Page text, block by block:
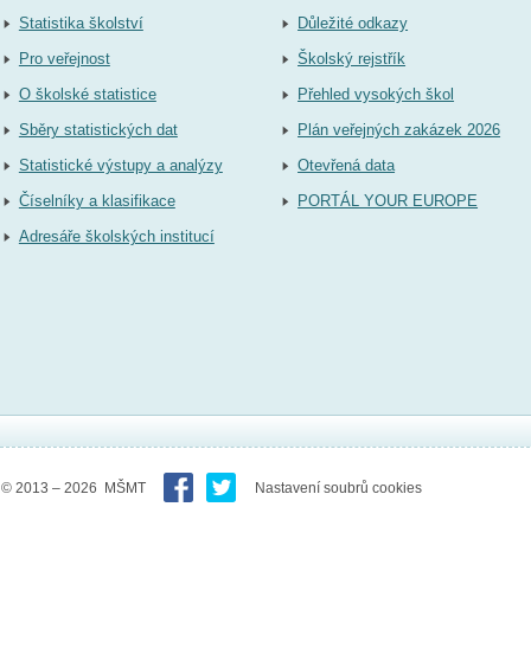
Statistika školství
Pro veřejnost
O školské statistice
Sběry statistických dat
Statistické výstupy a analýzy
Číselníky a klasifikace
Adresáře školských institucí
Důležité odkazy
Školský rejstřík
Přehled vysokých škol
Plán veřejných zakázek 2026
Otevřená data
PORTÁL YOUR EUROPE
© 2013 – 2026 MŠMT Nastavení soubrů cookies